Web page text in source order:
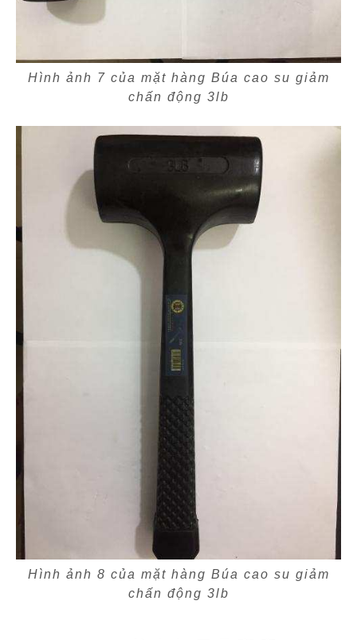
Hình ảnh 7 của mặt hàng Búa cao su giảm
chấn động 3lb
Hình ảnh 8 của mặt hàng Búa cao su giảm
chấn động 3lb